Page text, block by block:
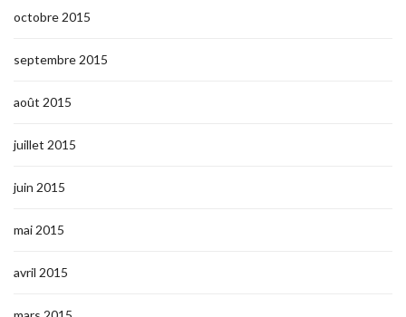
octobre 2015
septembre 2015
août 2015
juillet 2015
juin 2015
mai 2015
avril 2015